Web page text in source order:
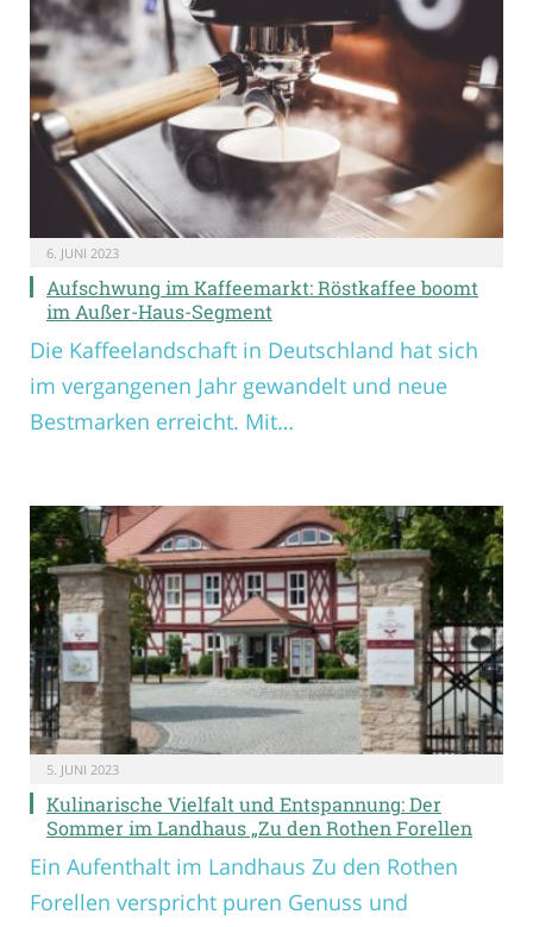
6. JUNI 2023
Aufschwung im Kaffeemarkt: Röstkaffee boomt
im Außer-Haus-Segment
Die Kaffeelandschaft in Deutschland hat sich
im vergangenen Jahr gewandelt und neue
Bestmarken erreicht. Mit…
5. JUNI 2023
Kulinarische Vielfalt und Entspannung: Der
Sommer im Landhaus „Zu den Rothen Forellen
Ein Aufenthalt im Landhaus Zu den Rothen
Forellen verspricht puren Genuss und